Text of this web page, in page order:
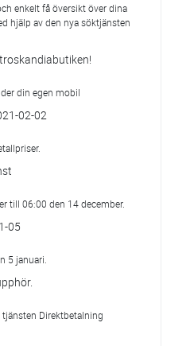
enkelt få översikt över dina
hjälp av den nya söktjänsten
din egen mobil
02-02
till 06:00 den 14 december.
05
5 januari.
Direktbetalning